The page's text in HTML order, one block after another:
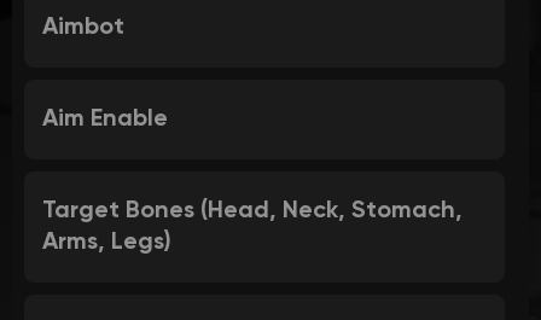
Aimbot
Aim Enable
Target Bones (Head, Neck, Stomach,
Arms, Legs)